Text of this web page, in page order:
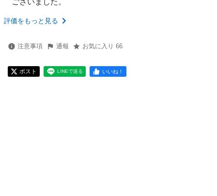
ございました。
評価をもっと見る
注意事項 通報 お気に入り 66
ポスト LINEで送る いいね！